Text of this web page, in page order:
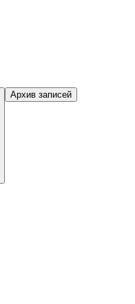
Архив записей